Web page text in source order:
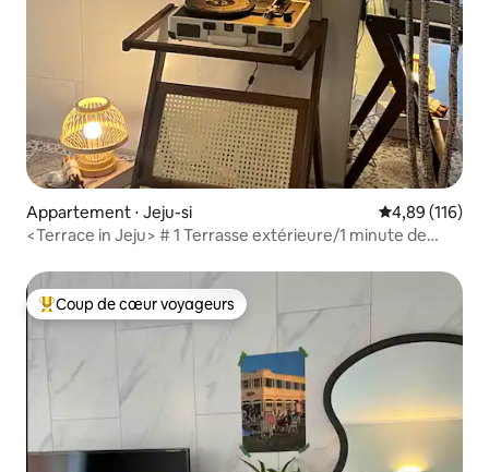
Appartement ⋅ Jeju-si Évaluation
4,89 (116)
<Terrace in Jeju> # 1 Terrasse extérieure/1 minute de
de l'aéroport de Jeju/10 minutes de Iho Tewoo
Coups de cœur voyageurs les plus appréciés
Coup de cœur voyageurs